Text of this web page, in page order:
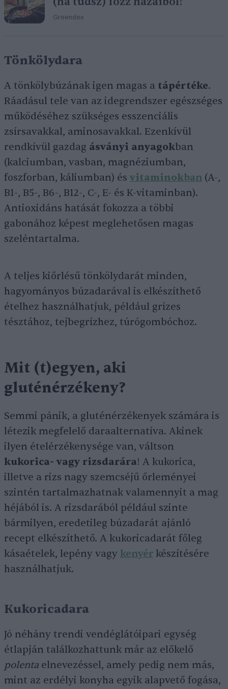
Greendex
Tönkölydara
A tönkölybúzának igen magas a tápértéke.
Ráadásul tele van az idegrendszer egészséges
működéséhez szükséges esszenciális
zsírsavakkal, aminosavakkal. Ezenkívül
rendkívül gazdag ásványi anyagokban
(kalciumban, vasban, magnéziumban,
foszforban, káliumban) és vitaminokban (A-,
B1-, B5-, B6-, B12-, C-, E- és K-vitaminban).
Antioxidáns hatását fokozza a többi
gabonához képest meglehetősen magas
szeléntartalma.
A teljes kiőrlésű tönkölydarát minden,
hagyományos búzadarával is elkészíthető
ételhez használhatjuk, például grízes
tésztához, tejbegrízhez, túrógombóchoz.
Mit (t)egyen, aki
gluténérzékeny?
Semmi pánik, a gluténérzékenyek számára is
létezik megfelelő daraalternatíva. Akinek
ilyen ételérzékenysége van, váltson
kukorica- vagy rizsdarára! A kukorica,
illetve a rizs nagy szemcséjű őrleményei
szintén tartalmazhatnak valamennyit a mag
héjából is. A rizsdarából például szinte
bármilyen, eredetileg búzadarát ajánló
recept elkészíthető. A kukoricadarát főleg
kásaételek, lepény vagy kenyér készítésére
használhatjuk.
Kukoricadara
Jó néhány trendi vendéglátóipari egység
étlapján találkozhattunk már az előkelő
polenta elnevezéssel, amely pedig nem más,
mint az erdélyi konyha egyik alapvető fogása,